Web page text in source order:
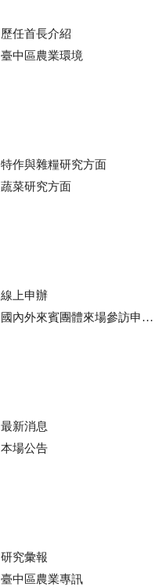
歷任首長介紹
臺中區農業環境
特作與雜糧研究方面
蔬菜研究方面
線上申辦
國內外來賓團體來場參訪申請流程
最新消息
本場公告
研究彙報
臺中區農業專訊